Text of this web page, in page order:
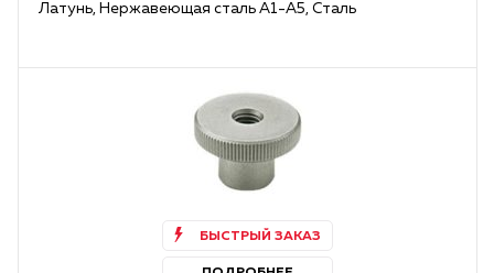
Латунь, Нержавеющая сталь А1-А5, Сталь
БЫСТРЫЙ ЗАКАЗ